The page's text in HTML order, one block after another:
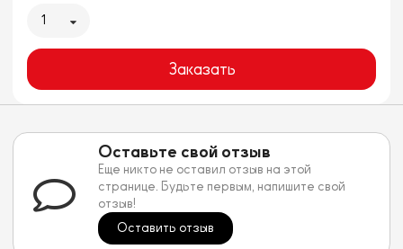
1
Заказать
Оставьте свой отзыв
Еще никто не оставил отзыв на этой
странице. Будьте первым, напишите свой
отзыв!
Оставить отзыв